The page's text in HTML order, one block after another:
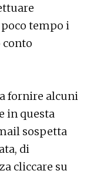
tempo i
fornire alcuni
in questa
sospetta
di
cliccare su